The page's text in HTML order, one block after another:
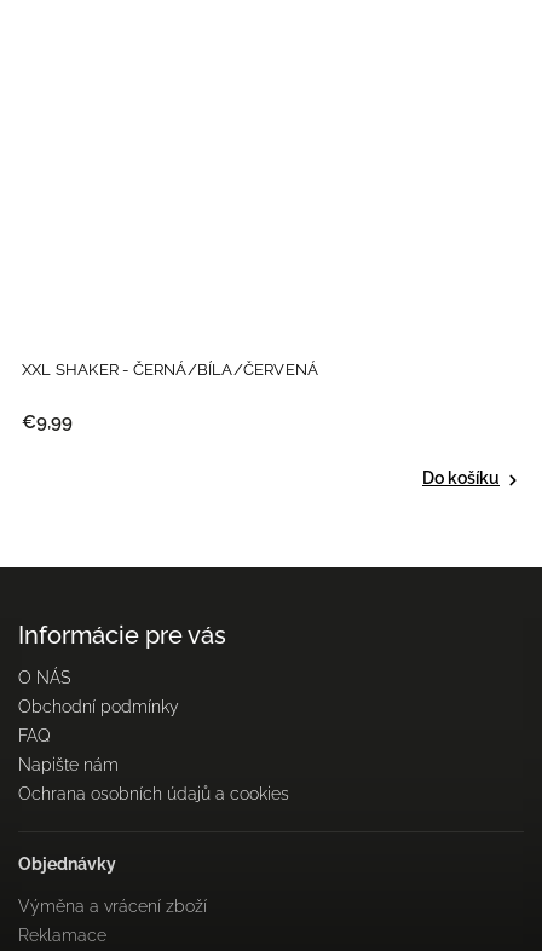
XXL SHAKER - ČERNÁ/BÍLA/ČERVENÁ
€9,99
Do košíku
Informácie pre vás
O NÁS
Obchodní podmínky
FAQ
Napište nám
Ochrana osobních údajů a cookies
Objednávky
Výměna a vrácení zboží
Reklamace